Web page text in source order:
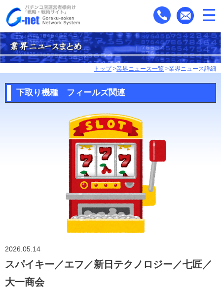
トップ>業界ニュース一覧 >業界ニュース詳細
下取り機種 フィールズ関連
2026.05.14
スパイキー／エフ／新日テクノロジー／七匠／
大一商会